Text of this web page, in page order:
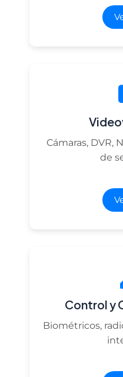
Cámaras, DVR,
de
Control y
Biométricos,